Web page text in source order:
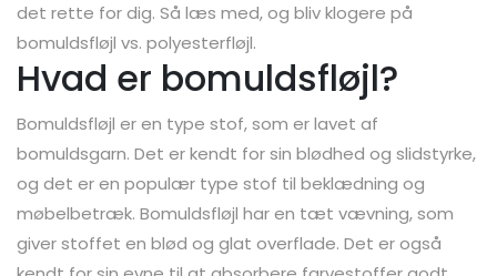
det rette for dig. Så læs med, og bliv klogere på
bomuldsfløjl vs. polyesterfløjl.
Hvad er bomuldsfløjl?
Bomuldsfløjl er en type stof, som er lavet af
bomuldsgarn. Det er kendt for sin blødhed og slidstyrke,
og det er en populær type stof til beklædning og
møbelbetræk. Bomuldsfløjl har en tæt vævning, som
giver stoffet en blød og glat overflade. Det er også